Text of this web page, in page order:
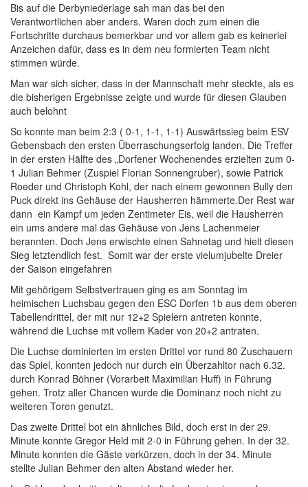
Bis auf die Derbyniederlage sah man das bei den
Verantwortlichen aber anders. Waren doch zum einen die
Fortschritte durchaus bemerkbar und vor allem gab es keinerlei
Anzeichen dafür, dass es in dem neu formierten Team nicht
stimmen würde.
Man war sich sicher, dass in der Mannschaft mehr steckte, als es
die bisherigen Ergebnisse zeigte und wurde für diesen Glauben
auch belohnt
So konnte man beim 2:3 ( 0-1, 1-1, 1-1) Auswärtssieg beim ESV
Gebensbach den ersten Überraschungserfolg landen. Die Treffer
in der ersten Hälfte des „Dorfener Wochenendes erzielten zum 0-
1 Julian Behmer (Zuspiel Florian Sonnengruber), sowie Patrick
Roeder und Christoph Kohl, der nach einem gewonnen Bully den
Puck direkt ins Gehäuse der Hausherren hämmerte.Der Rest war
dann ein Kampf um jeden Zentimeter Eis, weil die Hausherren
ein ums andere mal das Gehäuse von Jens Lachenmeier
berannten. Doch Jens erwischte einen Sahnetag und hielt diesen
Sieg letztendlich fest. Somit war der erste vielumjubelte Dreier
der Saison eingefahren
Mit gehörigem Selbstvertrauen ging es am Sonntag im
heimischen Luchsbau gegen den ESC Dorfen 1b aus dem oberen
Tabellendrittel, der mit nur 12+2 Spielern antreten konnte,
während die Luchse mit vollem Kader von 20+2 antraten.
Die Luchse dominierten im ersten Drittel vor rund 80 Zuschauern
das Spiel, konnten jedoch nur durch ein Überzahltor nach 6.32.
durch Konrad Böhner (Vorarbeit Maximilian Huff) in Führung
gehen. Trotz aller Chancen wurde die Dominanz noch nicht zu
weiteren Toren genutzt.
Das zweite Drittel bot ein ähnliches Bild, doch erst in der 29.
Minute konnte Gregor Held mit 2-0 in Führung gehen. In der 32.
Minute konnten die Gäste verkürzen, doch in der 34. Minute
stellte Julian Behmer den alten Abstand wieder her.